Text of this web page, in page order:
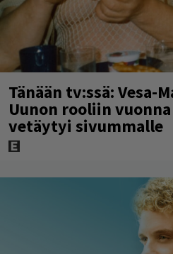
Tänään tv:ssä: Vesa-
Uunon rooliin vuonna
vetäytyi sivummalle